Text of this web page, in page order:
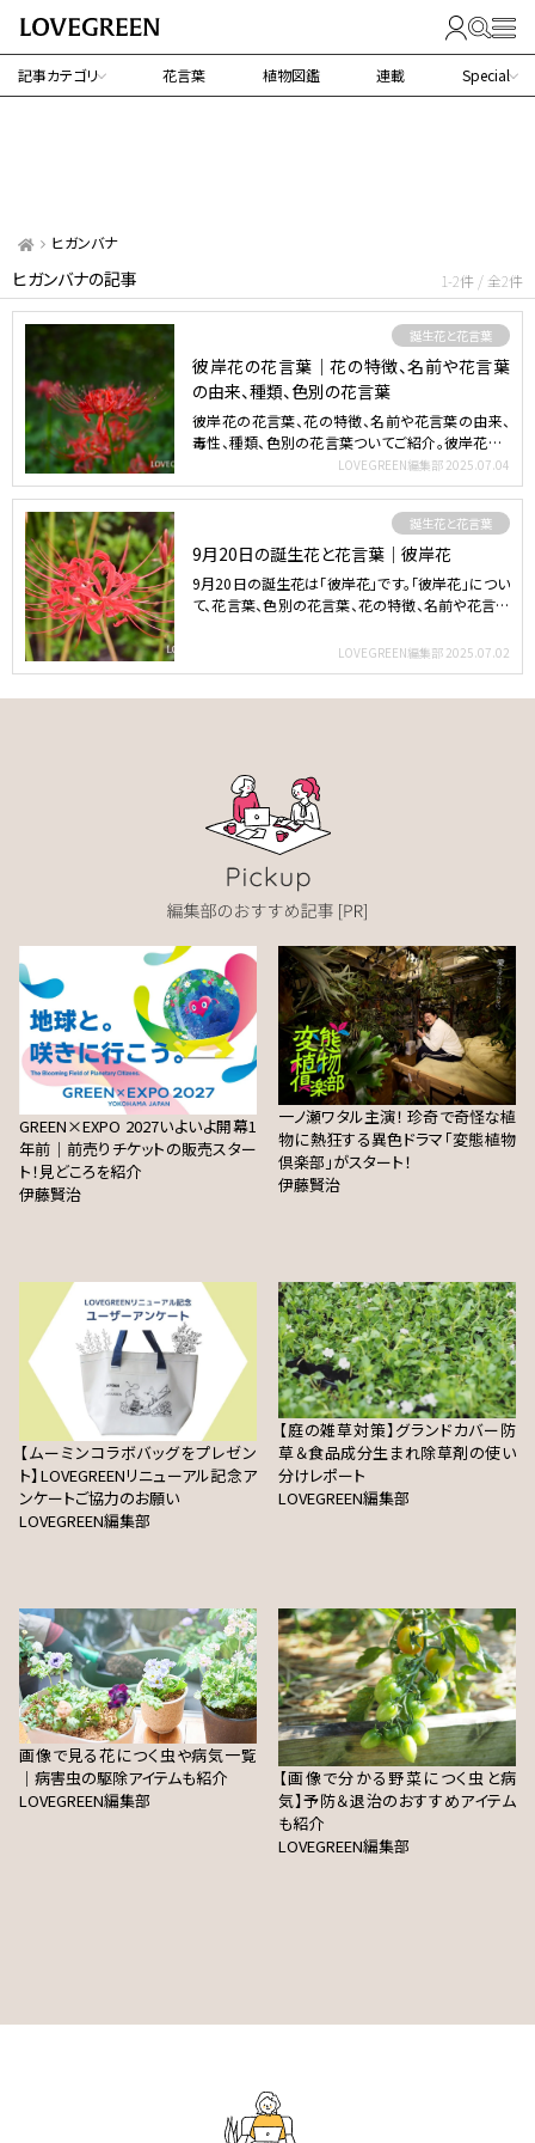
記事カテゴリ 花言葉 植物図鑑 連載 Special
ヒガンバナ
ヒガンバナの記事 1-2件 / 全2件
誕生花と花言葉
彼岸花の花言葉｜花の特徴、名前や花言葉
の由来、種類、色別の花言葉
彼岸花の花言葉、花の特徴、名前や花言葉の由来、
毒性、種類、色別の花言葉ついてご紹介。彼岸花は、
LOVEGREEN編集部 2025.07.04
誕生花と花言葉
9月20日の誕生花と花言葉｜彼岸花
9月20日の誕生花は「彼岸花」です。「彼岸花」につい
て、花言葉、色別の花言葉、花の特徴、名前や花言葉
LOVEGREEN編集部 2025.07.02
GREEN×EXPO 2027いよいよ開幕1
年前｜前売りチケットの販売スター
ト！見どころを紹介
伊藤賢治
一ノ瀬ワタル主演！ 珍奇で奇怪な植
物に熱狂する異色ドラマ「変態植物
倶楽部」がスタート！
伊藤賢治
【ムーミンコラボバッグをプレゼン
ト】LOVEGREENリニューアル記念ア
ンケートご協力のお願い
LOVEGREEN編集部
【庭の雑草対策】グランドカバー防
草＆食品成分生まれ除草剤の使い
分けレポート
LOVEGREEN編集部
画像で見る花につく虫や病気一覧
｜病害虫の駆除アイテムも紹介
LOVEGREEN編集部
【画像で分かる野菜につく虫と病
気】予防＆退治のおすすめアイテム
も紹介
LOVEGREEN編集部